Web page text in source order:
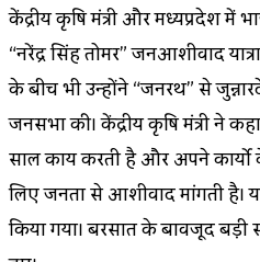
केंद्रीय कृषि मंत्री और मध्यप्रदेश में
“नरेंद्र सिंह तोमर” जनआशीर्वाद
के बीच भी उन्होंने “जनरथ” से
जनसभा की। केंद्रीय कृषि मंत्री ने
साल कार्य करती है और अपने
लिए जनता से आशीर्वाद मांगती है।
किया गया। बरसात के बावजूद